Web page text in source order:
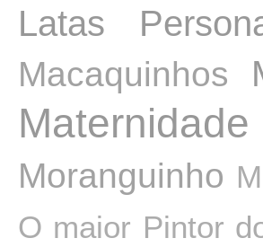
Latas
Macaquinhos
Maternidade
Moranguinho
O maior Pintor